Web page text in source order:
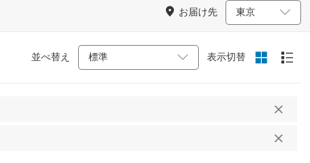
お届け先
並べ替え 表示切替